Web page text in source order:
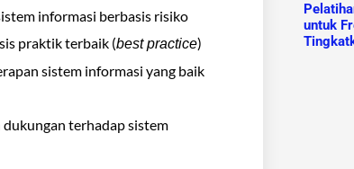
informasi berbasis risiko
praktik terbaik (best practice)
sistem informasi yang baik
terhadap sistem
untuk